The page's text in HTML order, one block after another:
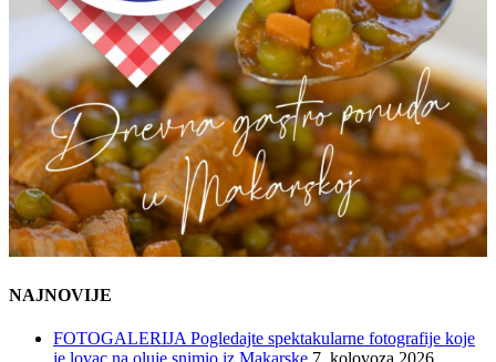
NAJNOVIJE
FOTOGALERIJA Pogledajte spektakularne fotografije koje
je lovac na oluje snimio iz Makarske 7. kolovoza 2026.